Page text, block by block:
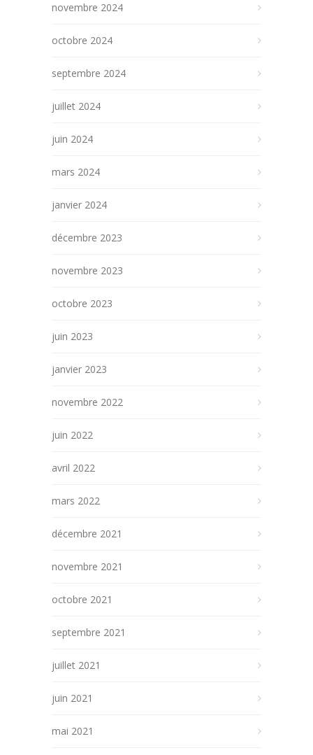
novembre 2024
octobre 2024
septembre 2024
juillet 2024
juin 2024
mars 2024
janvier 2024
décembre 2023
novembre 2023
octobre 2023
juin 2023
janvier 2023
novembre 2022
juin 2022
avril 2022
mars 2022
décembre 2021
novembre 2021
octobre 2021
septembre 2021
juillet 2021
juin 2021
mai 2021